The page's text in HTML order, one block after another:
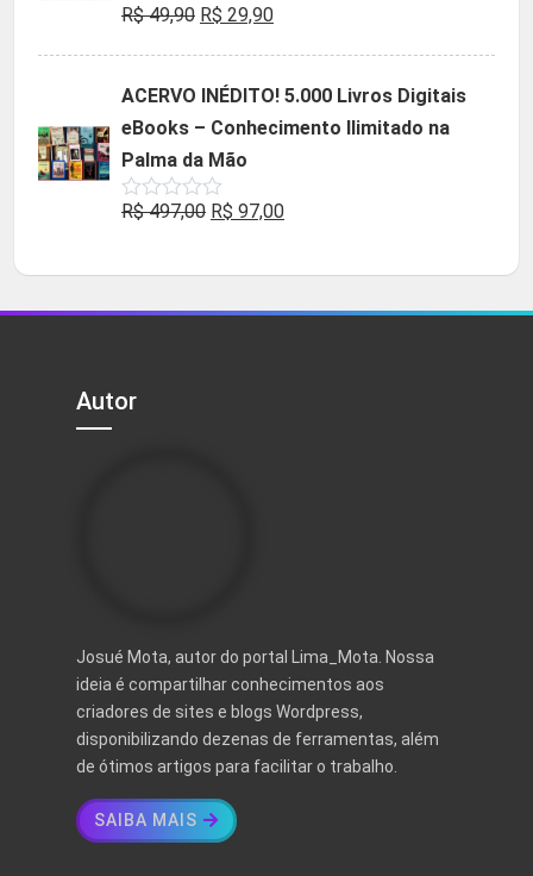
Avaliação
R$49,90 O
era:
R$ 49,90.
R$ 29,90O
é:
R$ 29,90.
ACERVO INÉDITO! 5.000 Livros Digitais
eBooks – Conhecimento Ilimitado na
Palma da Mão
Avaliação
5
R$497,00 O
original
era:
R$ 97,00O
atual
é:
Autor
Josué Mota, autor do portal Lima_Mota. Nossa
ideia é compartilhar conhecimentos aos
criadores de sites e blogs Wordpress,
disponibilizando dezenas de ferramentas, além
de ótimos artigos para facilitar o trabalho.
SAIBA MAIS